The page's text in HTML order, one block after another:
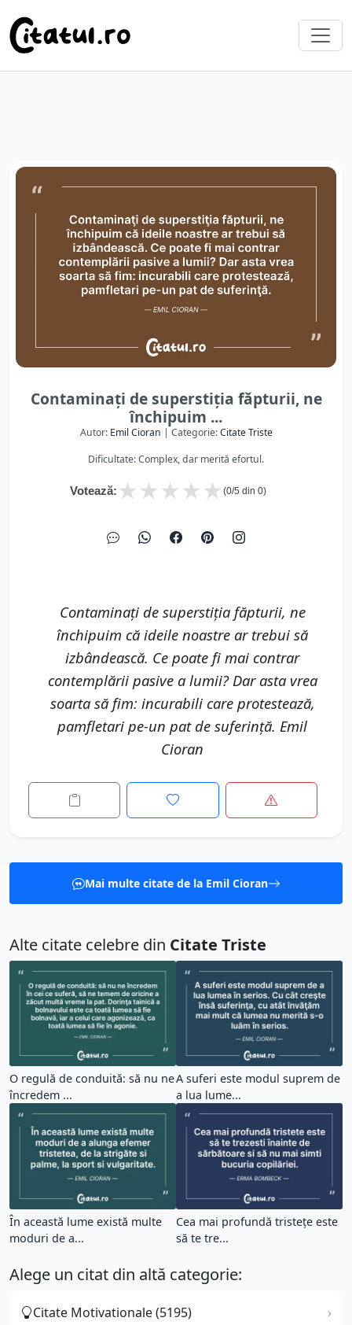
Contaminaţi de superstiţia făpturii, ne
închipuim ...
Autor: Emil Cioran | Categorie:Citate Triste
Dificultate: Complex, dar merită efortul.
Votează: ★
★
★
★
★ (0/5 din 0)
Contaminaţi de superstiţia făpturii, ne
închipuim că ideile noastre ar trebui să
izbândească. Ce poate fi mai contrar
contemplării pasive a lumii? Dar asta vrea
soarta să fim: incurabili care protestează,
pamfletari pe-un pat de suferinţă. Emil
Cioran
Mai multe citate de la Emil Cioran
Alte citate celebre din Citate Triste
O regulă de conduită: să nu ne
încredem ...
A suferi este modul suprem de
a lua lume...
În această lume există multe
moduri de a...
Cea mai profundă tristețe este
să te tre...
Alege un citat din altă categorie:
Citate Motivationale (5195)